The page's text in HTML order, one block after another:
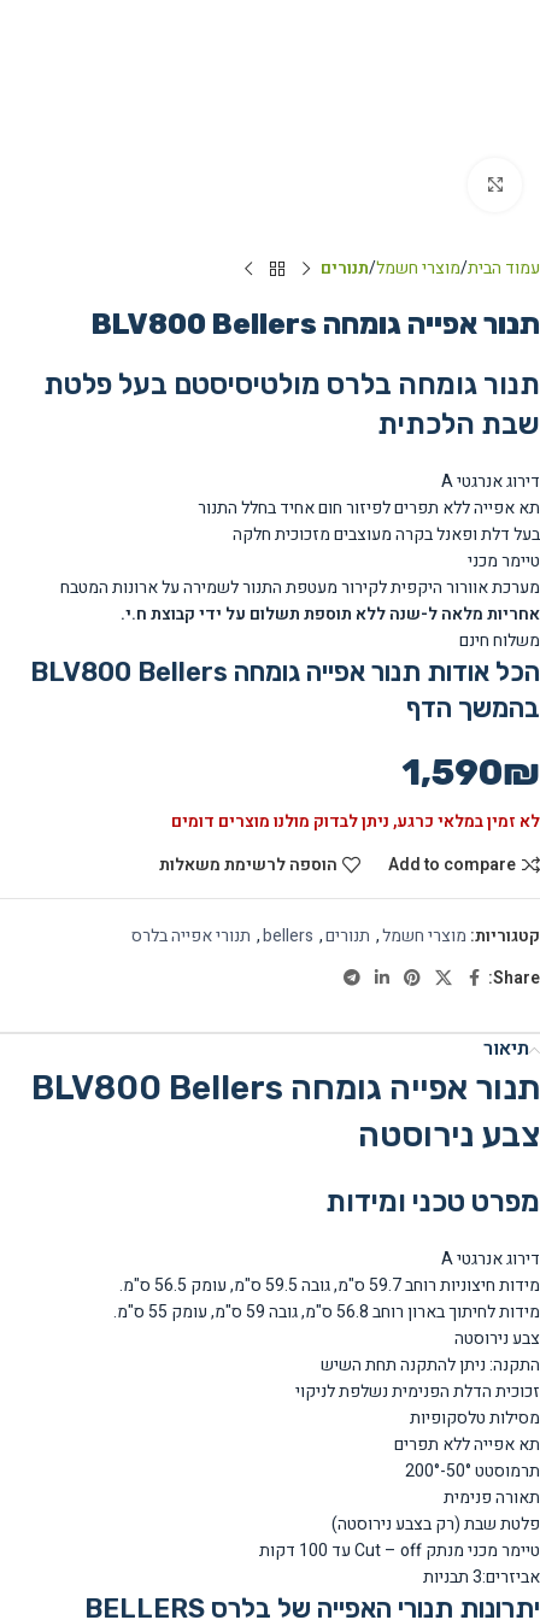
עמוד הבית מוצרי חשמל תנורים
תנור אפייה גומחה BLV800 Bellers
תנור גומחה בלרס מולטיסיסטם בעל פלטת
שבת הלכתית
דירוג אנרגטי A
תא אפייה ללא תפרים לפיזור חום אחיד בחלל התנור
בעל דלת ופאנל בקרה מעוצבים מזכוכית חלקה
טיימר מכני
מערכת אוורור היקפית לקירור מעטפת התנור לשמירה על ארונות המטבח
אחריות מלאה ל-שנהללא תוספת תשלום על ידי קבוצת ח.י.
משלוח חינם
הכל אודות תנור אפייה גומחה BLV800 Bellers
בהמשך הדף
1,590₪
לא זמין במלאי כרגע, ניתן לבדוק מולנו מוצרים דומים
Add to compare
הוספה לרשימת משאלות
קטגוריות: מוצרי חשמל, תנורים,
bellers
, תנורי אפייה בלרס
Share:
תיאור
תנור אפייה גומחה BLV800 Bellers
צבע נירוסטה
מפרט טכני ומידות
דירוג אנרגטי A
מידות חיצוניות רוחב 59.7 ס"מ, גובה 59.5 ס"מ, עומק 56.5 ס"מ.
מידות לחיתוך בארון רוחב 56.8 ס"מ, גובה 59 ס"מ, עומק 55 ס"מ.
צבע נירוסטה
התקנה: ניתן להתקנה תחת השיש
זכוכית הדלת הפנימית נשלפת לניקוי
מסילות טלסקופיות
תא אפייה ללא תפרים
תרמוסטט 50°-200°
תאורה פנימית
פלטת שבת (רק בצבע נירוסטה)
טיימר מכני מנתק Cut – off עד
100 דקות
אביזרים:3 תבניות
יתרונות תנורי האפייה של בלרס BELLERS